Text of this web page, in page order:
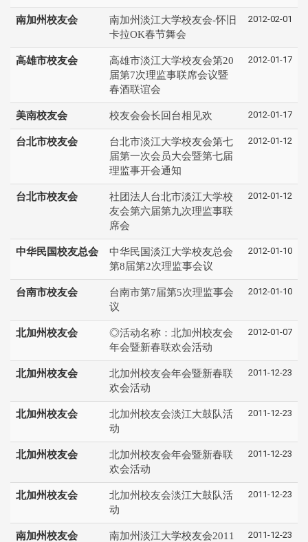
南加州校友会
南加州淡江大学校友会-怀旧
卡拉OK春节舞会
2012-02-01
高雄市校友会
高雄市淡江大学校友会第20
届第7次理监事联席会议暨
春酒联谊会
2012-01-17
美南校友会 校友会会长回台相见欢 2012-01-17
台北市校友会
台北市淡江大学校友会第七
届第一次会员大会暨第七届
理监事开会通知
2012-01-12
台北市校友会
社团法人台北市淡江大学校
友会第六届第九次理监事联
席会
2012-01-12
中华民国校友总会
中华民国淡江大学校友总会
第8届第2次理监事会议
2012-01-10
台南市校友会
台南市第7届第5次理监事会
议
2012-01-10
北加州校友会
◎活动名称：北加州校友会
年会暨新春联欢会活动
2012-01-07
北加州校友会
北加州校友会年会暨新春联
欢会活动
2011-12-23
北加州校友会
北加州校友会淡江大鼓队活
动
2011-12-23
北加州校友会
北加州校友会年会暨新春联
欢会活动
2011-12-23
北加州校友会
北加州校友会淡江大鼓队活
动
2011-12-23
南加州校友会
南加州淡江大学校友会2011
2011-12-23